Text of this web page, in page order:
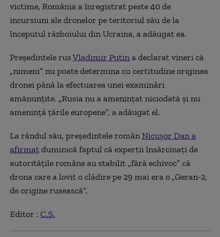
victime, România a înregistrat peste 40 de
incursiuni ale dronelor pe teritoriul său de la
începutul războiului din Ucraina, a adăugat ea.
Preşedintele rusVladimir Putina declarat vineri că
„nimeni” nu poate determina cu certitudine originea
dronei până la efectuarea unei examinări
amănunţite. „Rusia nu a ameninţat niciodată şi nu
ameninţă ţările europene”, a adăugat el.
La rândul său, preşedintele românNicuşor Dan a
afirmatduminică faptul că experţii însărcinaţi de
autorităţile române au stabilit „fără echivoc” că
drona care a lovit o clădire pe 29 mai era o „Geran-2,
de origine rusească”.
Editor : C.S.